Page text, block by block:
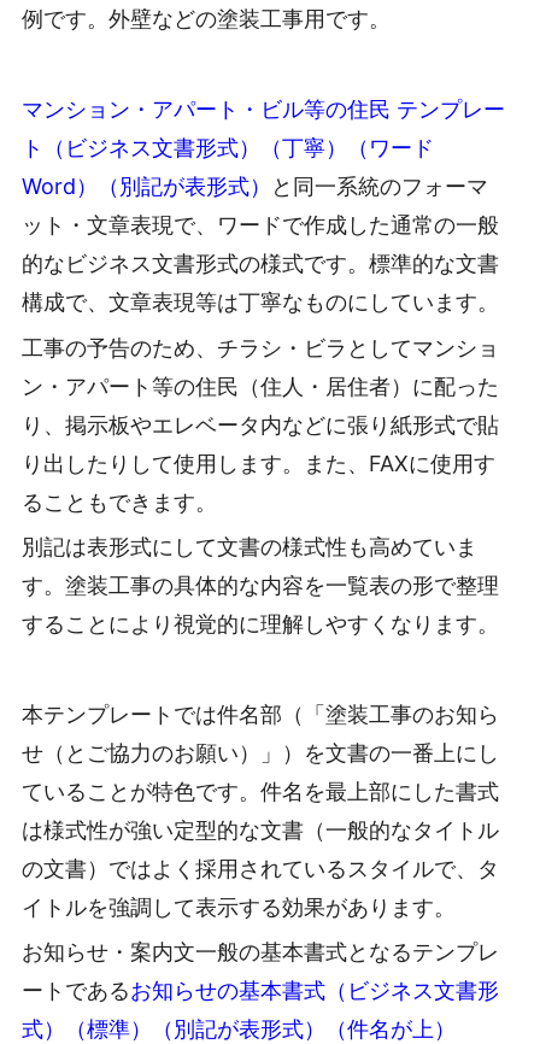
例です。外壁などの塗装工事用です。
マンション・アパート・ビル等の住民 テンプレー
ト（ビジネス文書形式）（丁寧）（ワード
Word）（別記が表形式）
と同一系統のフォーマ
ット・文章表現で、ワードで作成した通常の一般
的なビジネス文書形式の様式です。標準的な文書
構成で、文章表現等は丁寧なものにしています。
工事の予告のため、チラシ・ビラとしてマンショ
ン・アパート等の住民（住人・居住者）に配った
り、掲示板やエレベータ内などに張り紙形式で貼
り出したりして使用します。また、FAXに使用す
ることもできます。
別記は表形式にして文書の様式性も高めていま
す。塗装工事の具体的な内容を一覧表の形で整理
することにより視覚的に理解しやすくなります。
本テンプレートでは件名部（「塗装工事のお知ら
せ（とご協力のお願い）」）を文書の一番上にし
ていることが特色です。件名を最上部にした書式
は様式性が強い定型的な文書（一般的なタイトル
の文書）ではよく採用されているスタイルで、タ
イトルを強調して表示する効果があります。
お知らせ・案内文一般の基本書式となるテンプレ
ートであるお知らせの基本書式（ビジネス文書形
式）（標準）（別記が表形式）（件名が上）